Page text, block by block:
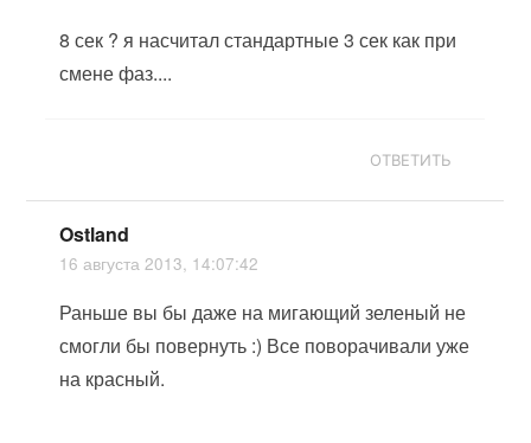
8 сек ? я насчитал стандартные 3 сек как при
смене фаз....
ОТВЕТИТЬ
Ostland
16 августа 2013, 14:07:42
Раньше вы бы даже на мигающий зеленый не
смогли бы повернуть :) Все поворачивали уже
на красный.